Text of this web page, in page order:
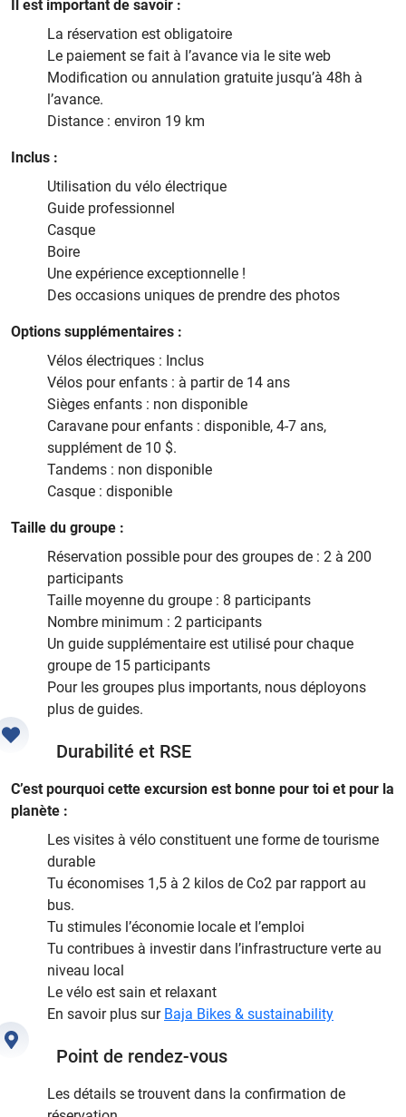
Il est important de savoir :
La réservation est obligatoire
Le paiement se fait à l’avance via le site web
Modification ou annulation gratuite jusqu’à 48h à
l’avance.
Distance : environ 19 km
Inclus :
Utilisation du vélo électrique
Guide professionnel
Casque
Boire
Une expérience exceptionnelle !
Des occasions uniques de prendre des photos
Options supplémentaires :
Vélos électriques : Inclus
Vélos pour enfants : à partir de 14 ans
Sièges enfants : non disponible
Caravane pour enfants : disponible, 4-7 ans,
supplément de 10 $.
Tandems : non disponible
Casque : disponible
Taille du groupe :
Réservation possible pour des groupes de : 2 à 200
participants
Taille moyenne du groupe : 8 participants
Nombre minimum : 2 participants
Un guide supplémentaire est utilisé pour chaque
groupe de 15 participants
Pour les groupes plus importants, nous déployons
plus de guides.
Durabilité et RSE
C’est pourquoi cette excursion est bonne pour toi et pour la
planète :
Les visites à vélo constituent une forme de tourisme
durable
Tu économises 1,5 à 2 kilos de Co2 par rapport au
bus.
Tu stimules l’économie locale et l’emploi
Tu contribues à investir dans l’infrastructure verte au
niveau local
Le vélo est sain et relaxant
En savoir plus sur Baja Bikes & sustainability
Point de rendez-vous
Les détails se trouvent dans la confirmation de